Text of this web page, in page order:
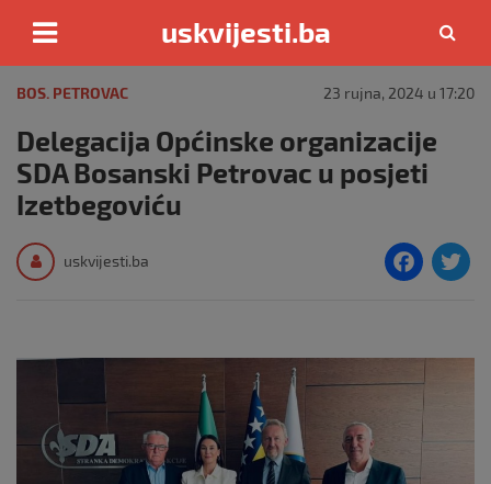
content
uskvijesti.ba
BOS. PETROVAC 23 rujna, 2024 u 17:20
Delegacija Općinske organizacije
SDA Bosanski Petrovac u posjeti
Izetbegoviću
uskvijesti.ba
F
e
b